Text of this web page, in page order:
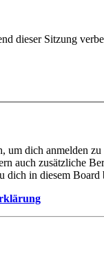
dieser Sitzung
um dich anmelden
auch zusätzliche
dich in diesem Board